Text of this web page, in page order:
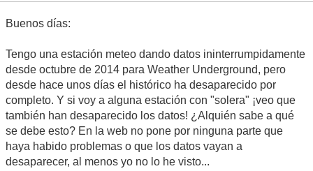
Buenos días:
Tengo una estación meteo dando datos ininterrumpidamente
desde octubre de 2014 para Weather Underground, pero
desde hace unos días el histórico ha desaparecido por
completo. Y si voy a alguna estación con "solera" ¡veo que
también han desaparecido los datos! ¿Alquién sabe a qué
se debe esto? En la web no pone por ninguna parte que
haya habido problemas o que los datos vayan a
desaparecer, al menos yo no lo he visto...